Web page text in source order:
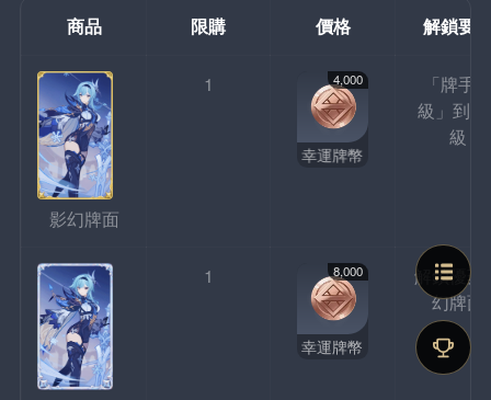
商品 限購 價格 解鎖要
影幻牌面
1 4,000
幸運牌幣
「牌手
級」到
級
1 8,000
幸運牌幣
解鎖優菈
幻牌面